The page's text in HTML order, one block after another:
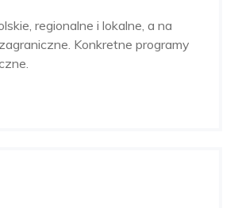
regionalne i lokalne, a na
Konkretne programy